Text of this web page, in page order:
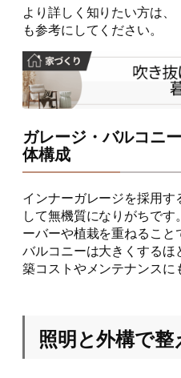
より詳しく知りたい方は、
も参考にしてください。
ガレージ・バルコニ
体構成
インナーガレージを採用
して無機質になりがちで
ーバーや植栽を重ねること
バルコニーは大きくする
築コストやメンテナンスに
照明と外構で